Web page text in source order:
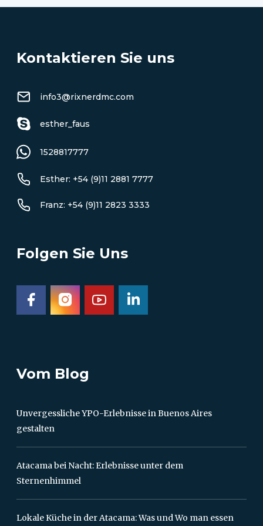
Kontaktieren Sie uns
info3@rixnerdmc.com
esther_faus
1528817777
Esther: +54 (9)11 2881 7777
Franz: +54 (9)11 2823 3333
Folgen Sie Uns
Vom Blog
Unvergessliche YPO-Erlebnisse in Buenos Aires
gestalten
Atacama bei Nacht: Erlebnisse unter dem
Sternenhimmel
Lokale Küche in der Atacama: Was und Wo man essen